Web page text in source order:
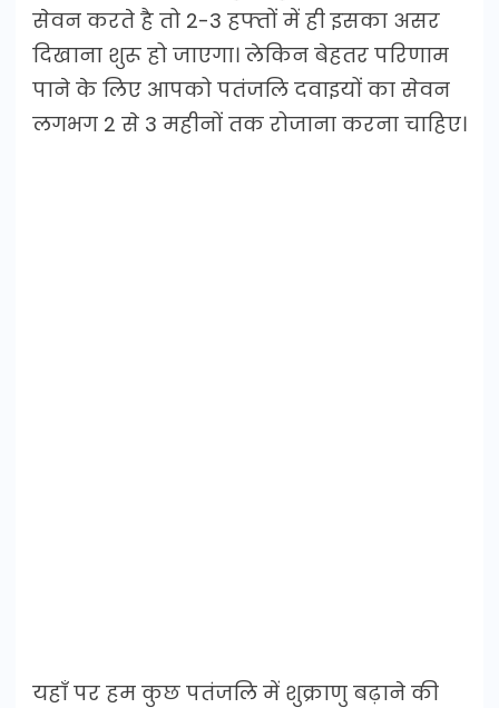
सेवन करते है तो 2-3 हफ्तों में ही इसका असर
दिखाना शुरू हो जाएगा। लेकिन बेहतर परिणाम
पाने के लिए आपको पतंजलि दवाइयों का सेवन
लगभग 2 से 3 महीनों तक रोजाना करना चाहिए।
यहाँ पर हम कुछ पतंजलि में शुक्राणु बढ़ाने की